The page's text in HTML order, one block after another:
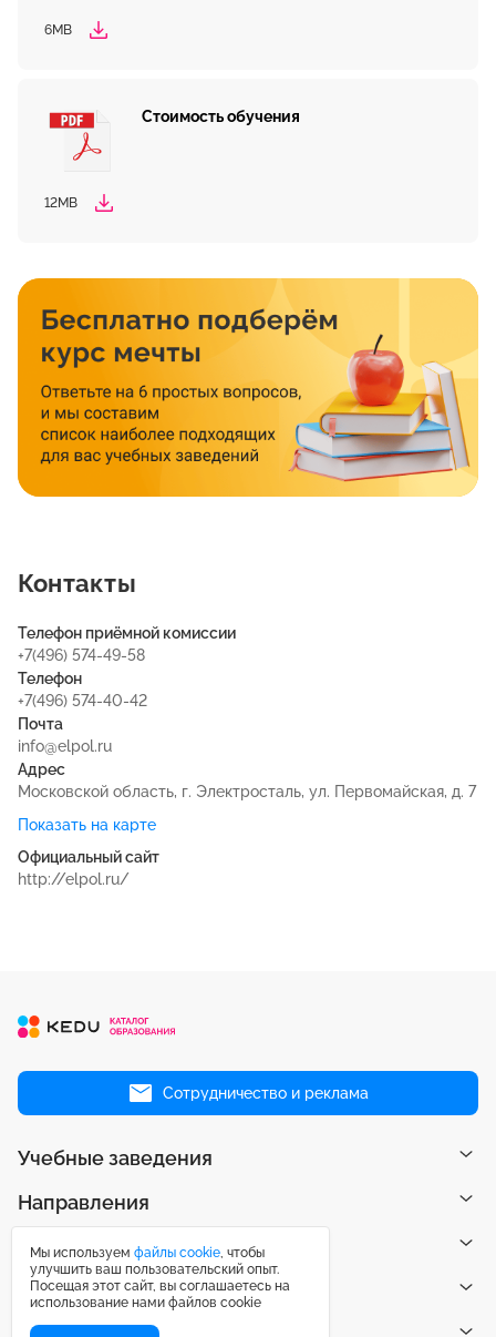
6MB
Стоимость обучения
12MB
Контакты
Телефон приёмной комиссии
+7(496) 574-49-58
Телефон
+7(496) 574-40-42
Почта
info@elpol.ru
Адрес
Московской область, г. Электросталь, ул. Первомайская, д. 7
Показать на карте
Официальный сайт
http://elpol.ru/
Сотрудничество и реклама
Учебные заведения
Направления
Рейтинги
Публикации
Мы используем файлы cookie, чтобы
улучшить ваш пользовательский опыт.
Посещая этот сайт, вы соглашаетесь на
использование нами файлов cookie